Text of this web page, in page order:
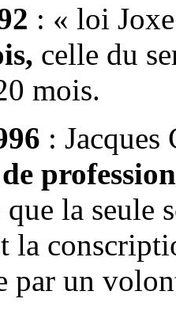
: « loi
celle du
mois.
:
que la seule
la
par un